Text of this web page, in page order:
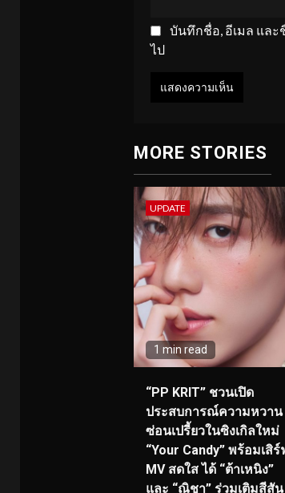
บันทึกชื่อ, อีเมล และ
ไป
MORE STORIES
UPDATE
1 min read
“PP KRIT” ชวนเปิด
ประสบการณ์ความหวาน
ซ่อนเปรี้ยวในซิงเกิลใหม่
“Your Candy” พร้อมเสิร์
MV สดใส ได้ “ต้าเหนิง”
และ “ณิชา” ร่วมเติมสีสัน